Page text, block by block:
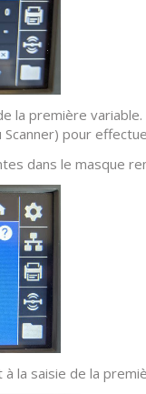
la première
pour
dans le masque
la saisie de la